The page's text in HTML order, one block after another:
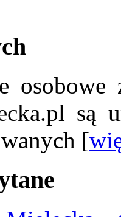
osobowe
są
[